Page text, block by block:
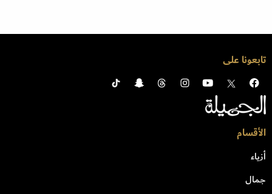
تابعونا على
الأقسام
أزياء
جمال